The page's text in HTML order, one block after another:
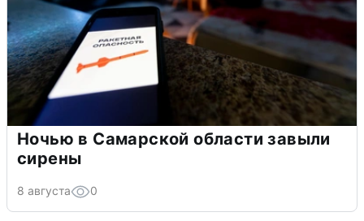
Ночью в Самарской области завыли
сирены
8 августа 0